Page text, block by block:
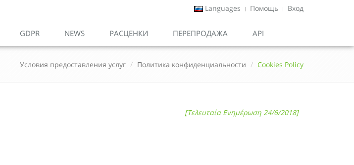
Languages Помощь Вход
GDPR NEWS РАСЦЕНКИ ПЕРЕПРОДАЖА API
Условия предоставления услуг Политика конфиденциальности Cookies Policy
[Τελευταία Ενημέρωση 24/6/2018]